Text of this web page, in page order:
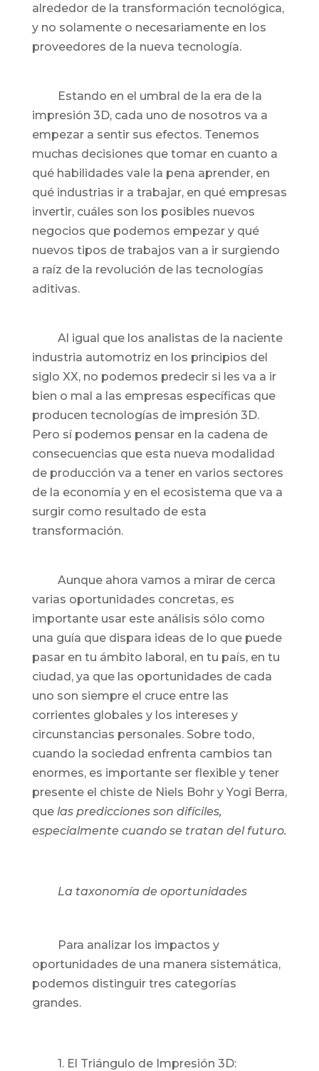
alrededor de la transformación tecnológica,
y no solamente o necesariamente en los
proveedores de la nueva tecnología.
Estando en el umbral de la era de la
impresión 3D, cada uno de nosotros va a
empezar a sentir sus efectos. Tenemos
muchas decisiones que tomar en cuanto a
qué habilidades vale la pena aprender, en
qué industrias ir a trabajar, en qué empresas
invertir, cuáles son los posibles nuevos
negocios que podemos empezar y qué
nuevos tipos de trabajos van a ir surgiendo
a raíz de la revolución de las tecnologías
aditivas.
Al igual que los analistas de la naciente
industria automotriz en los principios del
siglo XX, no podemos predecir si les va a ir
bien o mal a las empresas específicas que
producen tecnologías de impresión 3D.
Pero sí podemos pensar en la cadena de
consecuencias que esta nueva modalidad
de producción va a tener en varios sectores
de la economía y en el ecosistema que va a
surgir como resultado de esta
transformación.
Aunque ahora vamos a mirar de cerca
varias oportunidades concretas, es
importante usar este análisis sólo como
una guía que dispara ideas de lo que puede
pasar en tu ámbito laboral, en tu país, en tu
ciudad, ya que las oportunidades de cada
uno son siempre el cruce entre las
corrientes globales y los intereses y
circunstancias personales. Sobre todo,
cuando la sociedad enfrenta cambios tan
enormes, es importante ser flexible y tener
presente el chiste de Niels Bohr y Yogi Berra,
que las predicciones son difíciles,
especialmente cuando se tratan del futuro.
La taxonomía de oportunidades
Para analizar los impactos y
oportunidades de una manera sistemática,
podemos distinguir tres categorías
grandes.
1. El Triángulo de Impresión 3D: